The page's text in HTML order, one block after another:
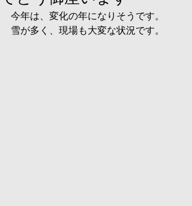
今年は、変化の年になりそうです。
雪が多く、現場も大変な状況です。